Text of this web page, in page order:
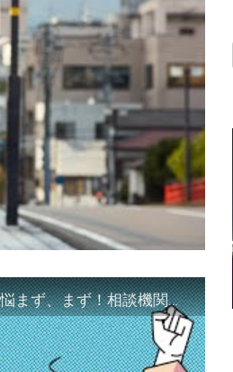
「ギャンブル等依存症対策啓発動画 ～一人で悩まず、家族で悩まず、まず！相談機関へ～」